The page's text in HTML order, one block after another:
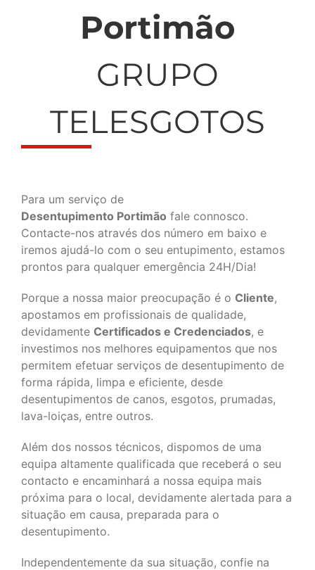
Portimão
GRUPO
TELESGOTOS
Para um serviço de
Desentupimento Portimão fale connosco.
Contacte-nos através dos número em baixo e
iremos ajudá-lo com o seu entupimento, estamos
prontos para qualquer emergência 24H/Dia!
Porque a nossa maior preocupação é o Cliente,
apostamos em profissionais de qualidade,
devidamente Certificados e Credenciados, e
investimos nos melhores equipamentos que nos
permitem efetuar serviços de desentupimento de
forma rápida, limpa e eficiente, desde
desentupimentos de canos, esgotos, prumadas,
lava-loiças, entre outros.
Além dos nossos técnicos, dispomos de uma
equipa altamente qualificada que receberá o seu
contacto e encaminhará a nossa equipa mais
próxima para o local, devidamente alertada para a
situação em causa, preparada para o
desentupimento.
Independentemente da sua situação, confie na